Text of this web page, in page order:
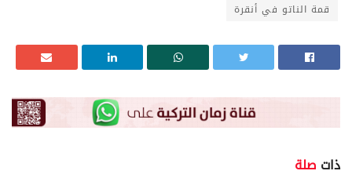
قمة الناتو في أنقرة
ذات صلة